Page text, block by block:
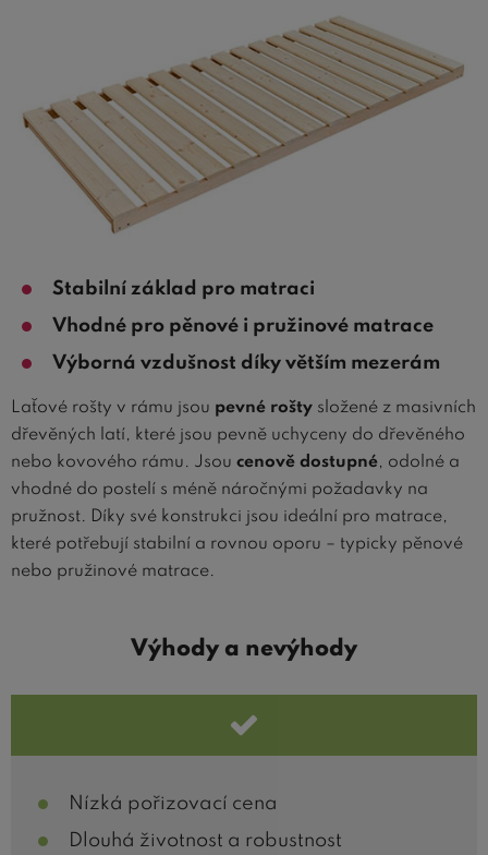
Stabilní základ pro matraci
Vhodné pro pěnové i pružinové matrace
Výborná vzdušnost díky větším mezerám
Laťové rošty v rámu jsou pevné rošty složené z masivních
dřevěných latí, které jsou pevně uchyceny do dřevěného
nebo kovového rámu. Jsou cenově dostupné, odolné a
vhodné do postelí s méně náročnými požadavky na
pružnost. Díky své konstrukci jsou ideální pro matrace,
které potřebují stabilní a rovnou oporu – typicky pěnové
nebo pružinové matrace.
Výhody a nevýhody
Nízká pořizovací cena
Dlouhá životnost a robustnost